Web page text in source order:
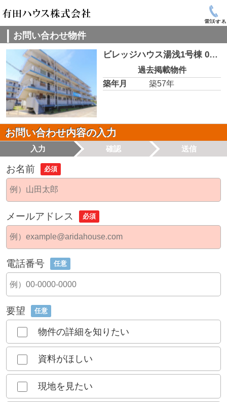
電話する
お問い合わせ物件
ビレッジハウス湯浅1号棟 0107
過去掲載物件
築年月
築57年
お問い合わせ内容の入力
入力 確認 送信
お名前 必須
メールアドレス 必須
電話番号 任意
要望 任意
物件の詳細を知りたい
資料がほしい
現地を見たい